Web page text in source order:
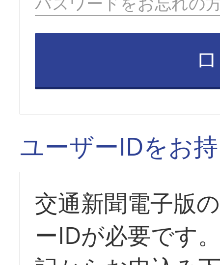
ユーザーIDをお
交通新聞電子版
ーIDが必要です